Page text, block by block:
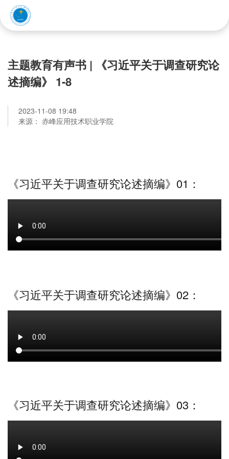
主题教育有声书 | 《习近平关于调查研究论
述摘编》 1-8
2023-11-08 19:48
来源： 赤峰应用技术职业学院
《习近平关于调查研究论述摘编》01：
《习近平关于调查研究论述摘编》02：
《习近平关于调查研究论述摘编》03：